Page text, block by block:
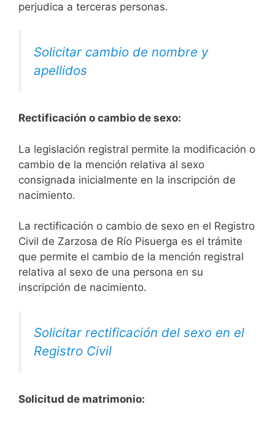
perjudica a terceras personas.
Solicitar cambio de nombre y
apellidos
Rectificación o cambio de sexo:
La legislación registral permite la modificación o
cambio de la mención relativa al sexo
consignada inicialmente en la inscripción de
nacimiento.
La rectificación o cambio de sexo en el Registro
Civil de Zarzosa de Río Pisuerga es el trámite
que permite el cambio de la mención registral
relativa al sexo de una persona en su
inscripción de nacimiento.
Solicitar rectificación del sexo en el
Registro Civil
Solicitud de matrimonio: